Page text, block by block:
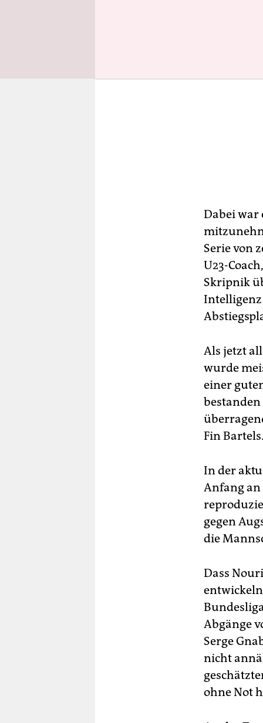
Dabei war
Serie von
U23-
Skripnik
Als jetzt
wurde
einer
Fin Bartels.
In der
Anfang an
gegen
die
Dass
Abgänge
Serge
nicht
ohne Not